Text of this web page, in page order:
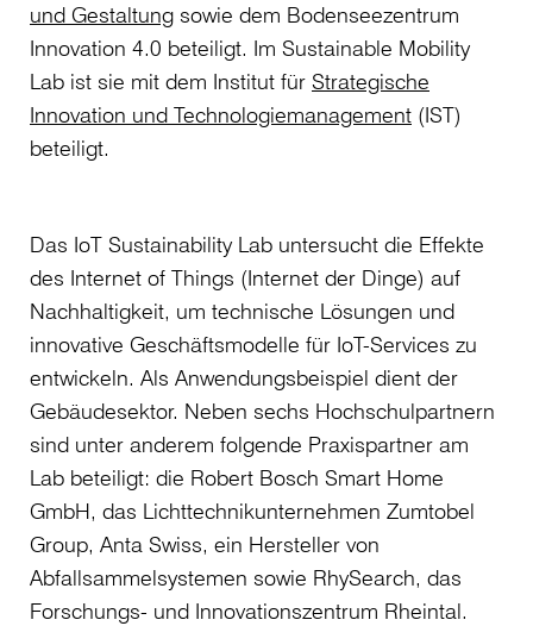
und Gestaltung sowie dem Bodenseezentrum
Innovation 4.0 beteiligt. Im Sustainable Mobility
Lab ist sie mit dem Institut für Strategische
Innovation und Technologiemanagement (IST)
beteiligt.
Das IoT Sustainability Lab untersucht die Effekte
des Internet of Things (Internet der Dinge) auf
Nachhaltigkeit, um technische Lösungen und
innovative Geschäftsmodelle für IoT-Services zu
entwickeln. Als Anwendungsbeispiel dient der
Gebäudesektor. Neben sechs Hochschulpartnern
sind unter anderem folgende Praxispartner am
Lab beteiligt: die Robert Bosch Smart Home
GmbH, das Lichttechnikunternehmen Zumtobel
Group, Anta Swiss, ein Hersteller von
Abfallsammelsystemen sowie RhySearch, das
Forschungs- und Innovationszentrum Rheintal.